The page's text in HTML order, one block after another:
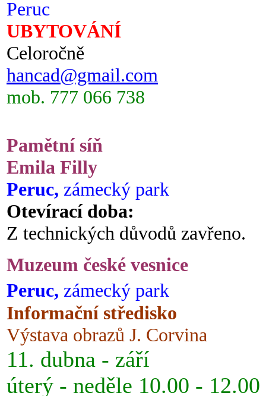
Peruc
UBYTOVÁNÍ
Celoročně
hancad@gmail.com
mob. 777 066 738
Pamětní síň
Emila Filly
Peruc, zámecký park
Otevírací doba:
Z technických důvodů zavřeno.
Muzeum české vesnice
Peruc, zámecký park
Informační středisko
Výstava obrazů J. Corvina
11. dubna - září
úterý - neděle 10.00 -